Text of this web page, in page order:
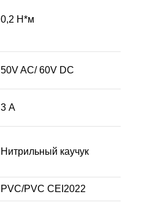
0,2 Н*м
50V AC/ 60V DC
3 А
Нитрильный каучук
PVC/PVC CEI2022